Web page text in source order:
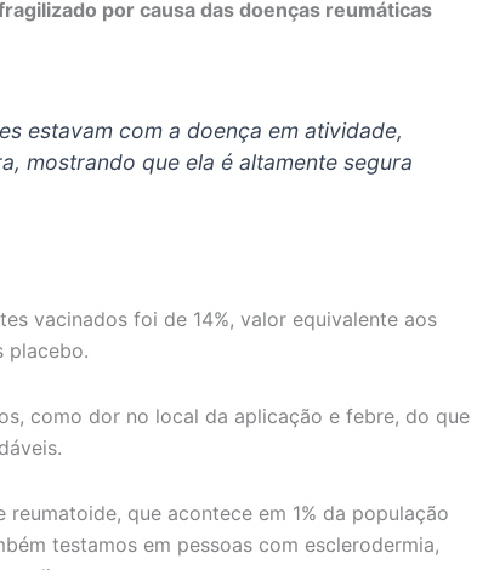
por causa das doenças reumáticas
estavam com a doença em atividade,
mostrando que ela é altamente segura
vacinados foi de 14%, valor equivalente aos
placebo.
como dor no local da aplicação e febre, do que
que acontece em 1% da população
testamos em pessoas com esclerodermia,